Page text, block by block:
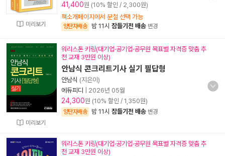
미리보기
41,400원 (10% 할인 / 2,300원)
책소개페이지에서 분철 선택 가능
양탄자배송 밤 11시 잠들기전 배송 변경
미리보기
워리스톤 키링(대기업·공기업·공무원 목표별 자격증 맞춤 추
천 교재 3만원 이상)
안남식 콘크리트기사 실기 필답형
안남식 (지은이)
에듀피디
2026년 05월
24,300원 (10% 할인 / 1,350원)
양탄자배송 밤 11시 잠들기전 배송 변경
워리스톤 키링(대기업·공기업·공무원 목표별 자격증 맞춤 추
천 교재 3만원 이상)